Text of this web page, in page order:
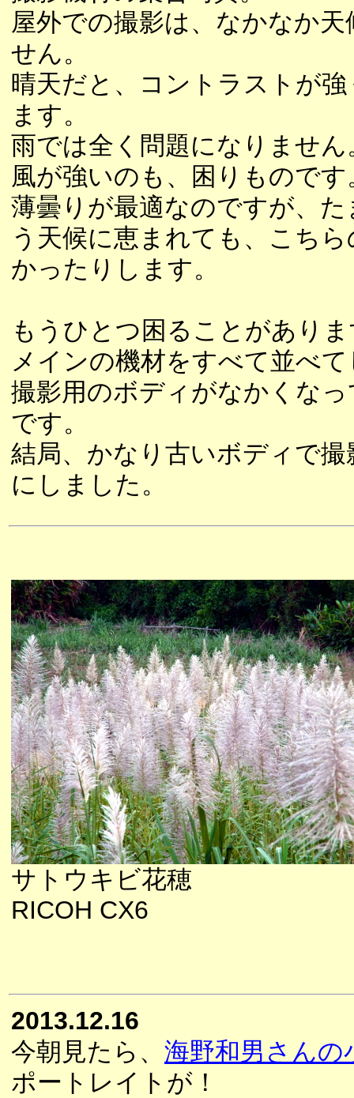
屋外での撮影は、なかなか
せん。
晴天だと、コントラストが
ます。
雨では全く問題になりません
風が強いのも、困りものです
薄曇りが最適なのですが、
う天候に恵まれても、こち
かったりします。
もうひとつ困ることがあり
メインの機材をすべて並べ
撮影用のボディがなかくな
です。
結局、かなり古いボディで
にしました。
サトウキビ花穂
RICOH CX6
2013.12.16
今朝見たら、 海野和男さんの
ポートレイトが！